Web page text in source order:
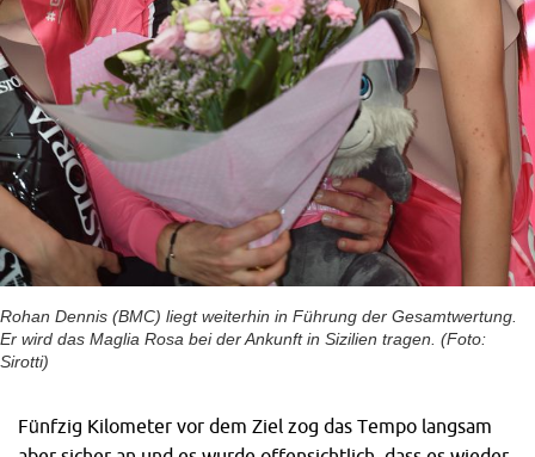
Rohan Dennis (BMC) liegt weiterhin in Führung der Gesamtwertung.
Er wird das Maglia Rosa bei der Ankunft in Sizilien tragen. (Foto:
Sirotti)
Fünfzig Kilometer vor dem Ziel zog das Tempo langsam